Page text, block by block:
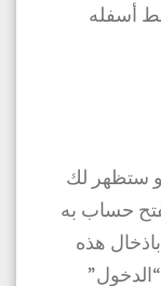
أسفله
و ستظهر لك
حساب به
هذه